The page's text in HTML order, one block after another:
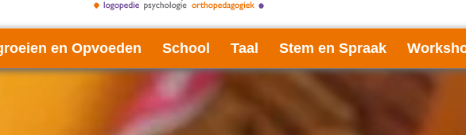
en Opvoeden School Taal Stem en Spraak